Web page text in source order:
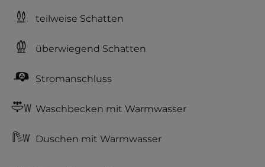
teilweise Schatten
überwiegend Schatten
Stromanschluss
Waschbecken mit Warmwasser
Duschen mit Warmwasser